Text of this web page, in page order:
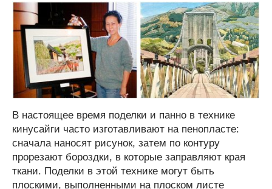
В настоящее время поделки и панно в технике
кинусайги часто изготавливают на пенопласте:
сначала наносят рисунок, затем по контуру
прорезают бороздки, в которые заправляют края
ткани. Поделки в этой технике могут быть
плоскими, выполненными на плоском листе